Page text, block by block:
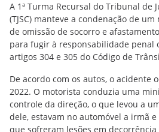
A 1ª Turma Recursal do Tribunal de
(TJSC) manteve a condenação de
de omissão de socorro e
para fugir à responsabilidade penal
artigos 304 e 305 do Código de
De acordo com os autos, o acidente
2022. O motorista conduzia uma
controle da direção, o que levou a
dele, estavam no automóvel a irmã
que sofreram lesões em